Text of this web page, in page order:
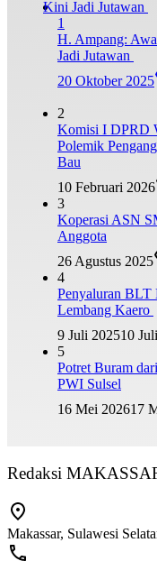
1
H. Ampang:
Jadi Jutawan
20 Oktober 2025
2
Komisi I DPRD
Polemik
Bau
10 Februari 2026
3
Koperasi ASN
Anggota
26 Agustus 2025
4
Penyaluran BLT
Lembang Kaero
9 Juli 202510
5
Potret Buram
PWI Sulsel
16 Mei 202617
Redaksi
Makassar, Sulawesi